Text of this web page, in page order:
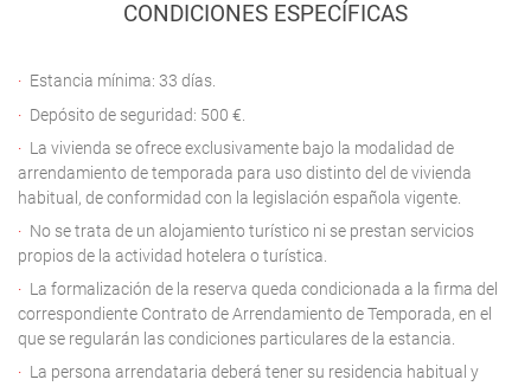
CONDICIONES ESPECÍFICAS
Estancia mínima: 33 días.
Depósito de seguridad: 500 €.
La vivienda se ofrece exclusivamente bajo la modalidad de
arrendamiento de temporada para uso distinto del de vivienda
habitual, de conformidad con la legislación española vigente.
No se trata de un alojamiento turístico ni se prestan servicios
propios de la actividad hotelera o turística.
La formalización de la reserva queda condicionada a la firma del
correspondiente Contrato de Arrendamiento de Temporada, en el
que se regularán las condiciones particulares de la estancia.
La persona arrendataria deberá tener su residencia habitual y